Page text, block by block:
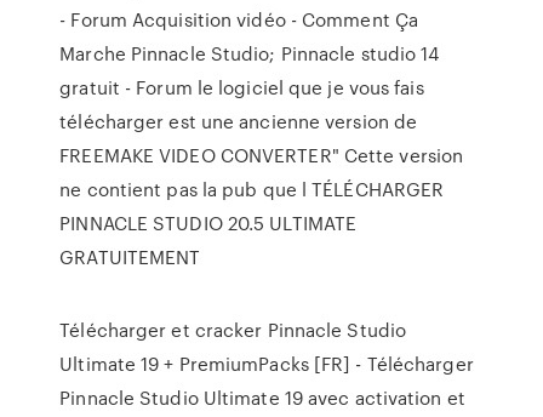
- Forum Acquisition vidéo - Comment Ça
Marche Pinnacle Studio; Pinnacle studio 14
gratuit - Forum le logiciel que je vous fais
télécharger est une ancienne version de
FREEMAKE VIDEO CONVERTER" Cette version
ne contient pas la pub que l TÉLÉCHARGER
PINNACLE STUDIO 20.5 ULTIMATE
GRATUITEMENT
Télécharger et cracker Pinnacle Studio
Ultimate 19 + PremiumPacks [FR] - Télécharger
Pinnacle Studio Ultimate 19 avec activation et